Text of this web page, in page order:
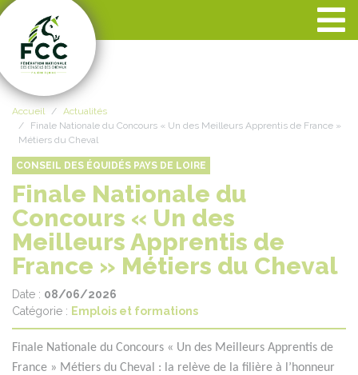
Accueil
Actualités
Finale Nationale du Concours « Un des Meilleurs Apprentis de France »
Métiers du Cheval
CONSEIL DES ÉQUIDÉS PAYS DE LOIRE
Finale Nationale du
Concours « Un des
Meilleurs Apprentis de
France » Métiers du Cheval
Date : 08/06/2026
Catégorie : Emplois et formations
Finale Nationale du Concours « Un des Meilleurs Apprentis de
France » Métiers du Cheval : la relève de la filière à l’honneur
Panneau de gestion des cookies